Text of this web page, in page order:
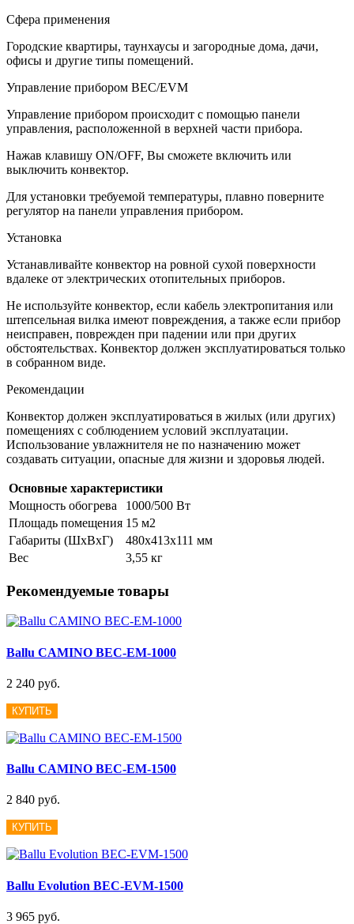
Сфера применения
Городские квартиры, таунхаусы и загородные дома, дачи,
офисы и другие типы помещений.
Управление прибором ВЕС/EVM
Управление прибором происходит с помощью панели
управления, расположенной в верхней части прибора.
Нажав клавишу ON/OFF, Вы сможете включить или
выключить конвектор.
Для установки требуемой температуры, плавно поверните
регулятор на панели управления прибором.
Установка
Устанавливайте конвектор на ровной сухой поверхности
вдалеке от электрических отопительных приборов.
Не используйте конвектор, если кабель электропитания или
штепсельная вилка имеют повреждения, а также если прибор
неисправен, поврежден при падении или при других
обстоятельствах. Конвектор должен эксплуатироваться только
в собранном виде.
Рекомендации
Конвектор должен эксплуатироваться в жилых (или других)
помещениях с соблюдением условий эксплуатации.
Использование увлажнителя не по назначению может
создавать ситуации, опасные для жизни и здоровья людей.
Основные характеристики
Мощность обогрева
1000/500 Вт
Площадь помещения 15 м2
Габариты (ШxВxГ)
480х413х111 мм
Вес
3,55 кг
Рекомендуемые товары
Ballu CAMINO BEC-EM-1000
2 240 руб.
КУПИТЬ
Ballu CAMINO BEC-EM-1500
2 840 руб.
КУПИТЬ
Ballu Evolution BEC-EVM-1500
3 965 руб.